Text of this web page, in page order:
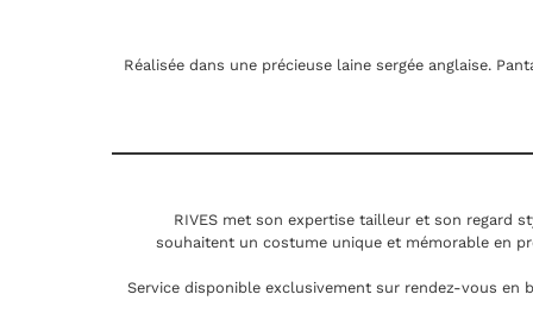
Réalisée dans une précieuse laine sergée anglaise.
RIVES met son expertise tailleur et son regard
souhaitent un costume unique et mémorable en
Service disponible exclusivement sur rendez-vous en